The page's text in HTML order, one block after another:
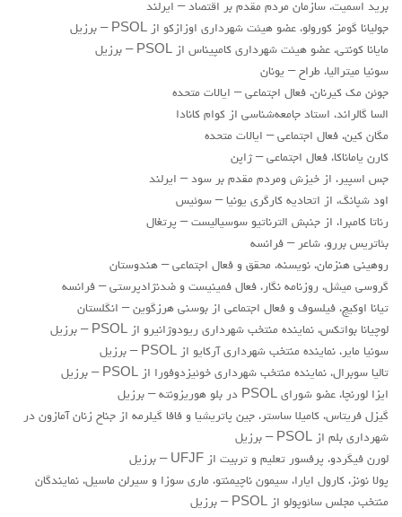
انترناسیونالیسم
خانه
English
هسته کارگران پيشتاز سوسياليست (خوزستان)
برید اسمیت، سازمان مردم مقدم بر اقتصاد – ایرلند
جولیانا گومز کورولو، عضو هيئت شهرداری اوزازکو از PSOL – برزیل
مایانا کونتی، عضو هيئت شهرداری کامپیناس از PSOL – برزیل
سونیا میترالیا، طراح – یونان
جوئن مک کیرنان، فعال اجتماعی – ایالات متحده
السا گالراند، استاد جامعه‌شناسی از کوام کانادا
مگان کین، فعال اجتماعی – ایالات متحده
کارن یاماناکا، فعال اجتماعی – ژاپن
جس اسپیر، از خیزش ومردم مقدم بر سود – ایرلند
اود شپانگ، از اتحادیه کارگری یونیا – سوئیس
رناتا کامبرا، از جنبش الترناتیو سوسیالیست – پرتغال
بئاتریس بررو، شاعر – فرانسه
روهینی هنزمان، نویسنه، محقق و فعال اجتماعی – هندوستان
گروسی میشل، روزنامه نگار، فعال فمینیست و ضدنژادپرستی – فرانسه
تیانا اوکیچ، فیلسوف و فعال اجتماعی از بوسنی هرزگوین – انگلستان
لوچیانا بواتکس، نماينده منتخب شهرداری ریودوژانیرو از PSOL – برزیل
سونیا مایر، نماينده منتخب شهرداری آرکایو از PSOL – برزیل
تالیا سوبرال، نماينده منتخب شهرداری خوئیزدوفورا از PSOL – برزیل
ایزا لورنچا، عضو شورای PSOL در بلو هوریزونته – برزیل
گیزل فریتاس، کامیلا ساستر، جین پاتریشیا و فافا گیلرمه از جناح زنان آمازون در
شهرداری بلم از PSOL – برزیل
لورن فیگردو، پرفسور تعلیم و تربیت از UFJF – برزیل
پولا نونز، کارول ايارا، سیمون ناچیمنتو، ماری سوزا و سیرلن ماسیل، نمایندگان
منتخب مجلس سائوپولو از PSOL – برزیل